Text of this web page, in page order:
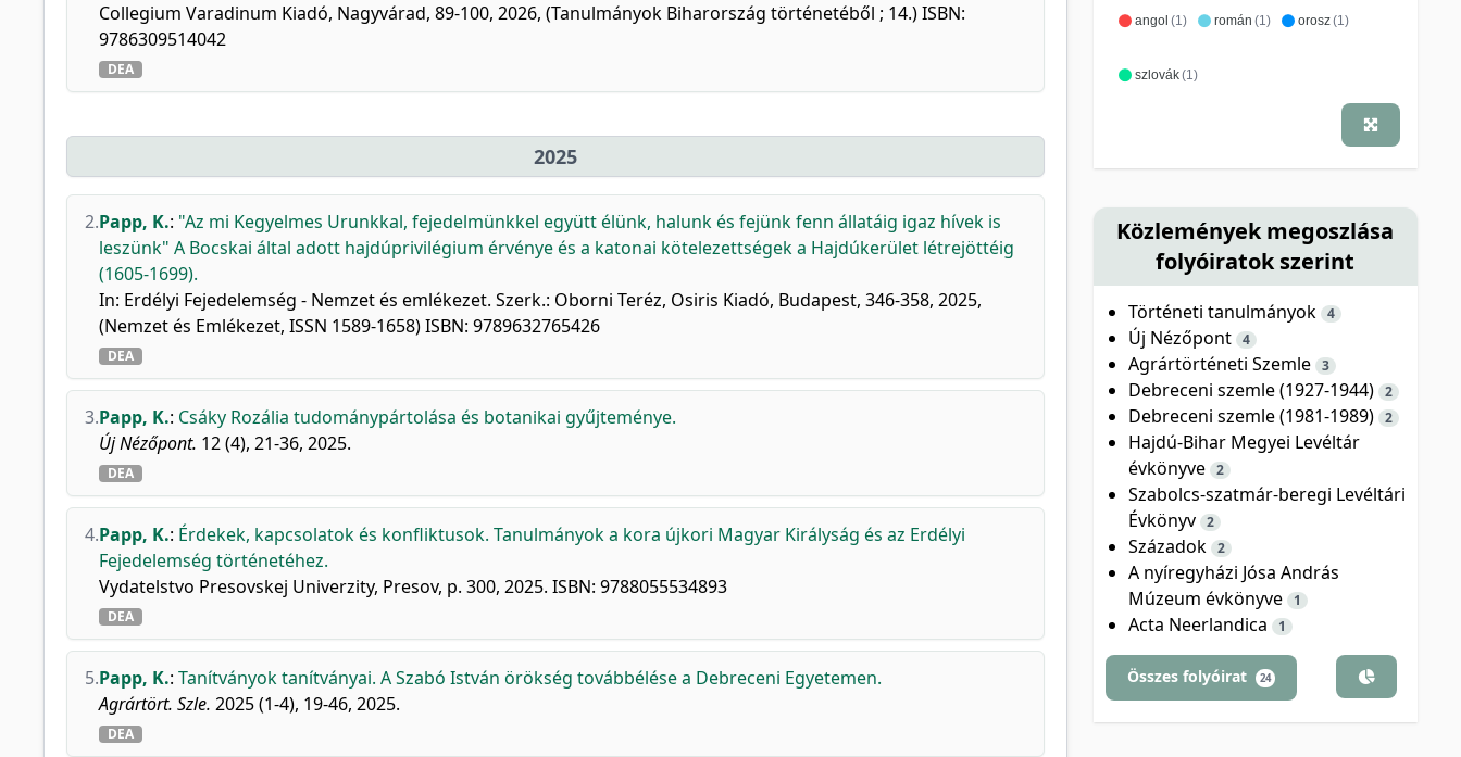
Collegium Varadinum Kiadó, Nagyvárad, 89-100, 2026, (Tanulmányok Biharország történetéből ; 14.) ISBN:
9786309514042
DEA
2025
2.Papp, K.: "Az mi Kegyelmes Urunkkal, fejedelmünkkel együtt élünk, halunk és fejünk fenn állatáig igaz hívek is
leszünk" A Bocskai által adott hajdúprivilégium érvénye és a katonai kötelezettségek a Hajdúkerület létrejöttéig
(1605-1699).
In: Erdélyi Fejedelemség - Nemzet és emlékezet. Szerk.: Oborni Teréz, Osiris Kiadó, Budapest, 346-358, 2025,
(Nemzet és Emlékezet, ISSN 1589-1658) ISBN: 9789632765426
DEA
3.Papp, K.: Csáky Rozália tudománypártolása és botanikai gyűjteménye.
Új Nézőpont. 12 (4), 21-36, 2025.
DEA
4.Papp, K.: Érdekek, kapcsolatok és konfliktusok. Tanulmányok a kora újkori Magyar Királyság és az Erdélyi
Fejedelemség történetéhez.
Vydatelstvo Presovskej Univerzity, Presov, p. 300, 2025. ISBN: 9788055534893
DEA
5.Papp, K.: Tanítványok tanítványai. A Szabó István örökség továbbélése a Debreceni Egyetemen.
Agrártört. Szle. 2025 (1-4), 19-46, 2025.
DEA
angol (1) román (1) orosz(1)
szlovák(1)
Közlemények megoszlása
folyóiratok szerint
Történeti tanulmányok 4
Új Nézőpont 4
Agrártörténeti Szemle 3
Debreceni szemle (1927-1944) 2
Debreceni szemle (1981-1989) 2
Hajdú-Bihar Megyei Levéltár
évkönyve 2
Szabolcs-szatmár-beregi Levéltári
Évkönyv 2
Századok 2
A nyíregyházi Jósa András
Múzeum évkönyve
1
Acta Neerlandica 1
Összes folyóirat 24